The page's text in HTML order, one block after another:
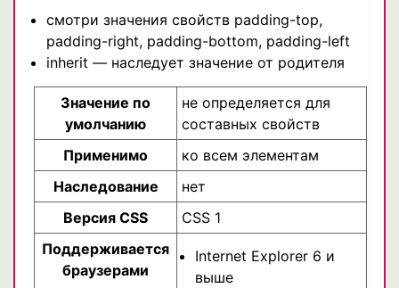
смотри значения свойств padding-top,
padding-right, padding-bottom, padding-left
inherit — наследует значение от родителя
Значение по
умолчанию
не определяется для
составных свойств
Применимо
ко всем элементам
Наследование
нет
Версия CSS
CSS 1
Поддерживается
браузерами
Internet Explorer 6 и
выше